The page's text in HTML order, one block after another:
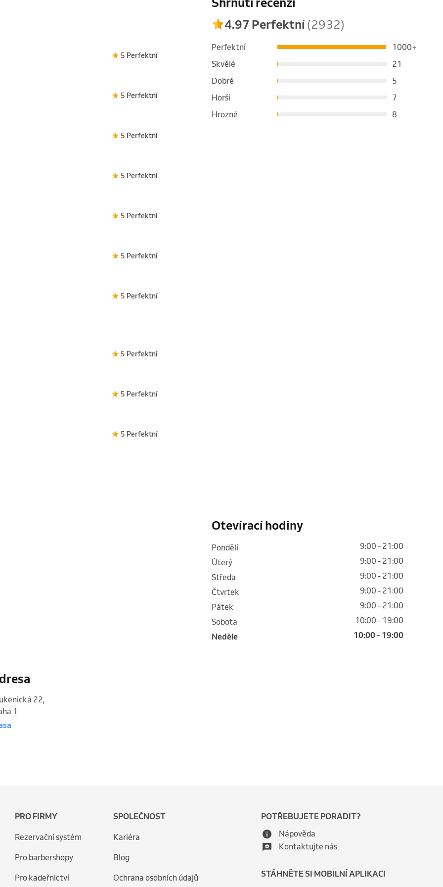
5 Perfektní
5 Perfektní
5 Perfektní
5 Perfektní
5 Perfektní
5 Perfektní
5 Perfektní
5 Perfektní
5 Perfektní
5 Perfektní
4.97 Perfektní(2932)
Perfektní
1000+
Skvělé
21
Dobré
5
Horší
7
Hrozné
8
Otevírací hodiny
pondělí
9:00 - 21:00
úterý
9:00 - 21:00
středa
9:00 - 21:00
čtvrtek
9:00 - 21:00
pátek
9:00 - 21:00
sobota
10:00 - 19:00
neděle
10:00 - 19:00
22,
1
PRO FIRMY
Rezervační systém
Pro barbershopy
Pro kadeřnictví
SPOLEČNOST
Kariéra
Blog
Ochrana osobních údajů
POTŘEBUJETE PORADIT?
Nápověda
Kontaktujte nás
STÁHNĚTE SI MOBILNÍ APLIKACI